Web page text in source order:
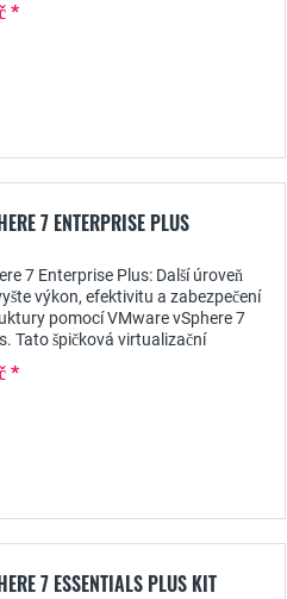
*
7 ENTERPRISE PLUS
7 Enterprise Plus: Další úroveň
výkon, efektivitu a zabezpečení
pomocí VMware vSphere 7
Tato špičková virtualizační
*
7 ESSENTIALS PLUS KIT